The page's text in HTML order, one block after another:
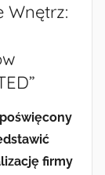
Wnętrz:
firmy